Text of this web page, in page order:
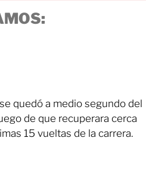
quedó a medio segundo del
de que recuperara cerca
15 vueltas de la carrera.